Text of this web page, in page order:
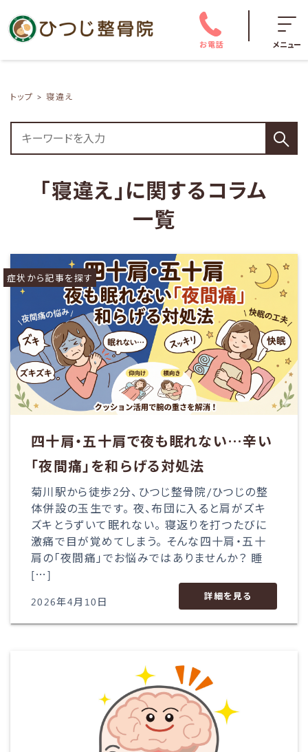
お電話 メニュー
トップ 寝違え
「寝違え」に関するコラム
一覧
四十肩・五十肩で夜も眠れない…辛い
「夜間痛」を和らげる対処法
菊川駅から徒歩2分、ひつじ整骨院/ひつじの整
体併設の玉生です。 夜、布団に入ると肩がズキ
ズキとうずいて眠れない。 寝返りを打つたびに
激痛で目が覚めてしまう。 そんな四十肩・五十
肩の「夜間痛」でお悩みではありませんか？ 睡
[…]
2026年4月10日 詳細を見る
症状から記事を探す